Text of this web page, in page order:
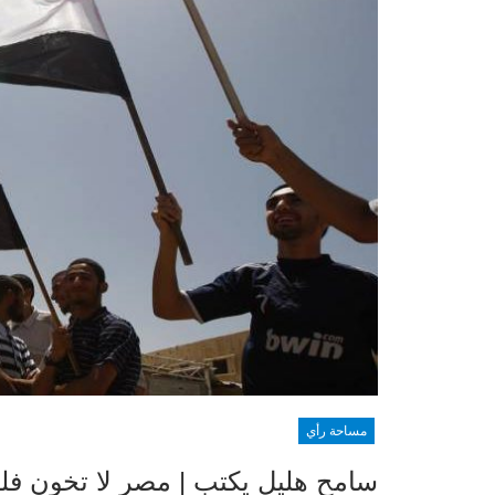
مساحة رأي
سامح هليل يكتب | مصر لا تخون